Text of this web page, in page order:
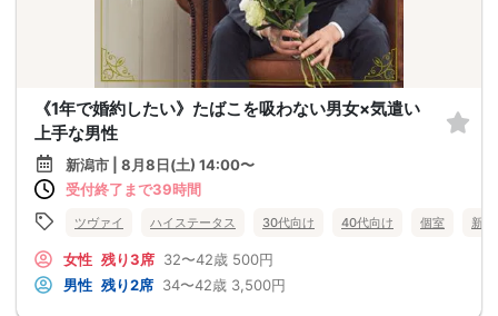
《1年で婚約したい》たばこを吸わない男女×気遣い
上手な男性
新潟市 | 8月8日(土) 14:00〜
受付終了まで39時間
ツヴァイ ハイステータス 30代向け 40代向け 個室 新
女性 残り3席 32〜42歳 500円
男性 残り2席 34〜42歳 3,500円